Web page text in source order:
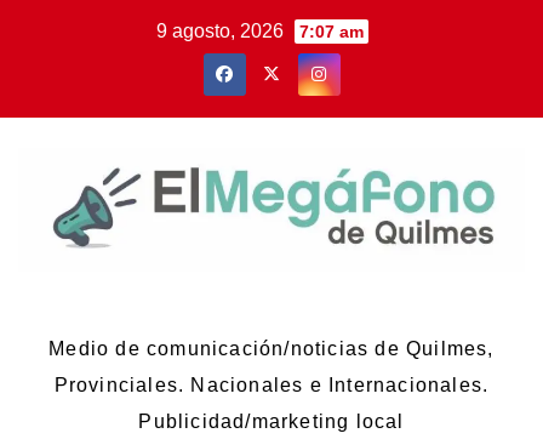
9 agosto, 2026 7:07 am
Medio de comunicación/noticias de Quilmes,
Provinciales. Nacionales e Internacionales.
Publicidad/marketing local